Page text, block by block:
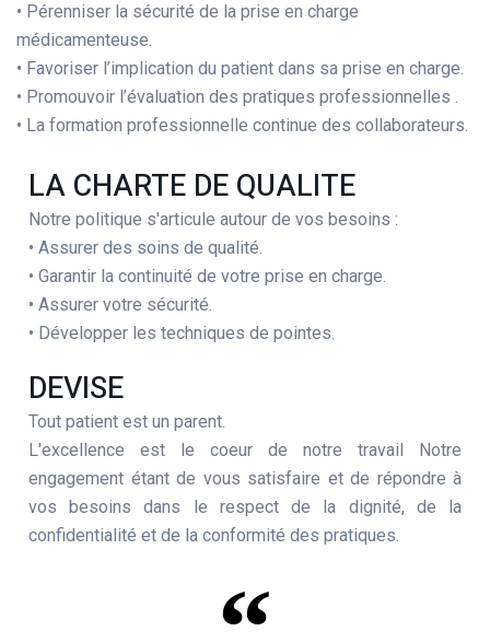
• Pérenniser la sécurité de la prise en charge
médicamenteuse.
• Favoriser l’implication du patient dans sa prise en charge.
• Promouvoir l’évaluation des pratiques professionnelles .
• La formation professionnelle continue des collaborateurs.
LA CHARTE DE QUALITE
Notre politique s'articule autour de vos besoins :
• Assurer des soins de qualité.
• Garantir la continuité de votre prise en charge.
• Assurer votre sécurité.
• Développer les techniques de pointes.
DEVISE
Tout patient est un parent.
L'excellence est le coeur de notre travail Notre
engagement étant de vous satisfaire et de répondre à
vos besoins dans le respect de la dignité, de la
confidentialité et de la conformité des pratiques.